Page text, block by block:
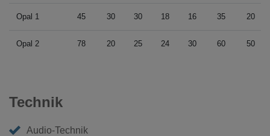
Opal 1 45 30 30 18 16 35 20
Opal 2 78 20 25 24 30 60 50
Technik
Audio-Technik